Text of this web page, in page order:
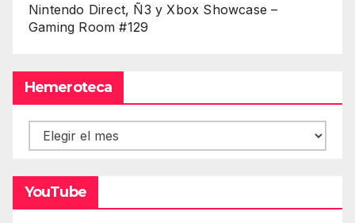
Nintendo Direct, Ñ3 y Xbox Showcase –
Gaming Room #129
Hemeroteca
Hemeroteca
YouTube